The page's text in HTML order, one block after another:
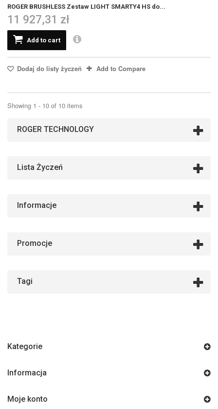
ROGER BRUSHLESS Zestaw LIGHT SMARTY4 HS do...
11 927,31 zł
Add to cart
Dodaj do listy życzeń Add to Compare
Showing 1 - 10 of 10 items
ROGER TECHNOLOGY
Lista Życzeń
Informacje
Promocje
Tagi
Kategorie
Informacja
Moje konto